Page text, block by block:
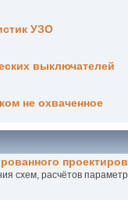
УЗО
выключателей
не охваченное
схем, расчётов